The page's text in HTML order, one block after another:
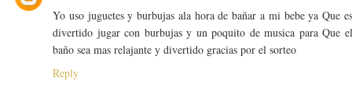
Yo uso juguetes y burbujas ala hora de bañar a mi bebe ya Que
divertido jugar con burbujas y un poquito de musica para Que
baño sea mas relajante y divertido gracias por el sorteo
Reply